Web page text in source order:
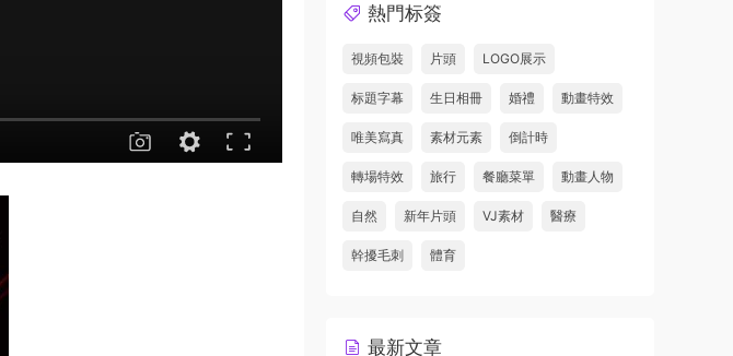
熱門标簽
視頻包裝 片頭 LOGO展示
标題字幕 生日相冊 婚禮 動畫特效
唯美寫真 素材元素 倒計時
轉場特效 旅行 餐廳菜單 動畫人物
自然 新年片頭 VJ素材 醫療
幹擾毛刺 體育
最新文章